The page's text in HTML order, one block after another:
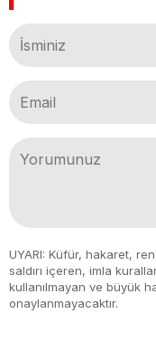
UYARI: Küfür, hakaret,
saldırı içeren, imla
kullanılmayan ve büyük
onaylanmayacaktır.